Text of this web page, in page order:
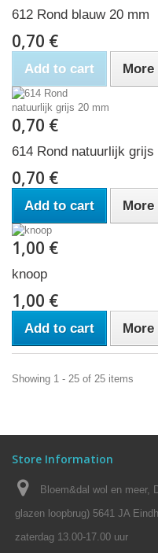
612 Rond blauw 20 mm
0,70 €
Add to cart More
0,70 €
614 Rond natuurlijk grijs
0,70 €
Add to cart More
1,00 €
knoop
1,00 €
Add to cart More
Showing 1 - 25 of 25 items
Store Information
Bloem&dal wol en meer,
glazen loopbrug) 5641 JA
zaterdag 13.00-17.00 uur